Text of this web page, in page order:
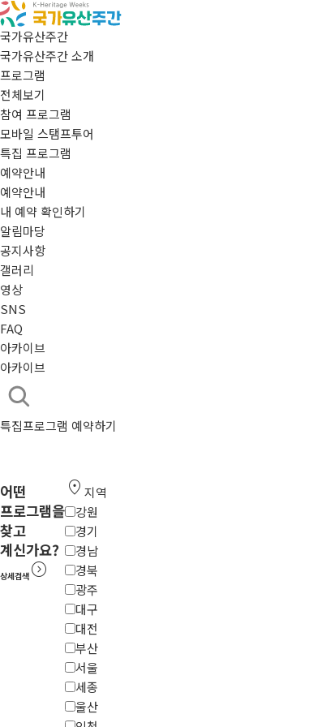
국가유산주간
국가유산주간 소개
프로그램
전체보기
참여 프로그램
모바일 스탬프투어
특집 프로그램
예약안내
예약안내
내 예약 확인하기
알림마당
공지사항
갤러리
영상
SNS
FAQ
아카이브
아카이브
특집프로그램 예약하기
어떤
프로그램을
찾고
계신가요?
상세검색 expand_circle_right
location_on 지역
강원
경기
경남
경북
광주
대구
대전
부산
서울
세종
울산